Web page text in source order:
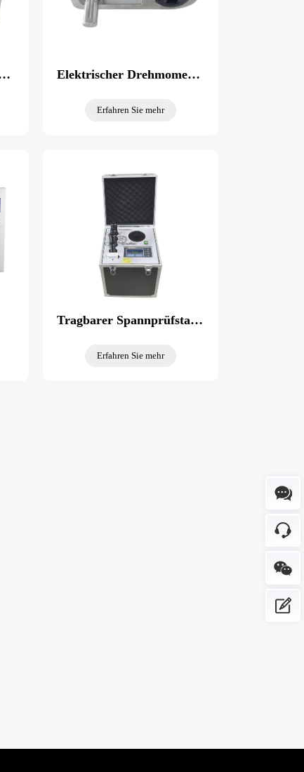
Schraubenschlüssel Elektrischer Drehmomentkalibrator für Schraubenschlüssel
Erfahren Sie mehr
Tragbarer Spannprüfstand
Erfahren Sie mehr